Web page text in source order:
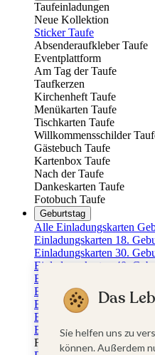
Taufeinladungen
Neue Kollektion
Sticker Taufe
Absenderaufkleber Taufe
Eventplattform
Am Tag der Taufe
Taufkerzen
Kirchenheft Taufe
Menükarten Taufe
Tischkarten Taufe
Willkommensschilder
Gästebuch Taufe
Kartenbox Taufe
Nach der Taufe
Dankeskarten Taufe
Fotobuch Taufe
Geburtstag
Alle Einladungskarten
Einladungskarten 18.
Einladungskarten 30.
Einladungskarten 40.
Einladungskarten 50.
Einladungskarten 60.
Einladungskarten 70.
Einladungskarten 80.
Einladungskarten 90.
Für jedes Alter
Das
Sie helfen uns zu
können. Außerdem